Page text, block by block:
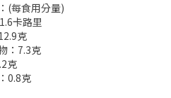
(每食用分量)
卡路里
克
：7.3克
克
0.8克